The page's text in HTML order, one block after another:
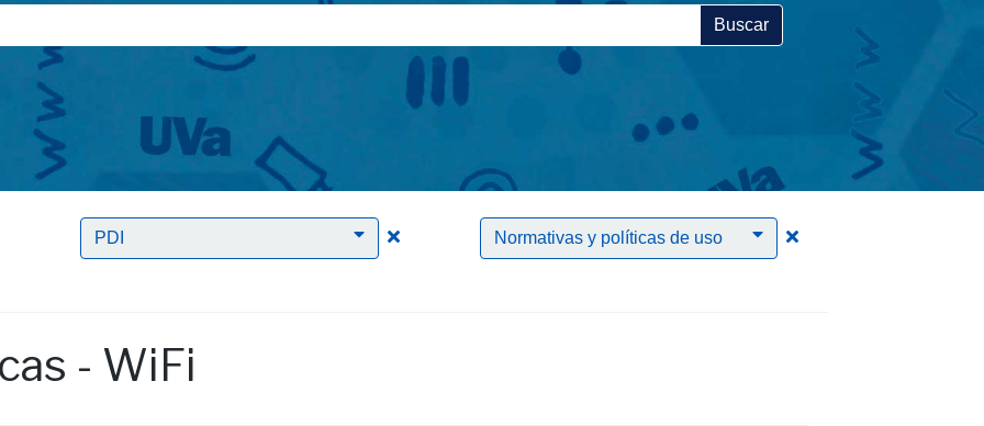
Buscar
Clic para borrar el filtro Redes inalámbricas - WiFi
PDI Clic para borrar el filtro PDI
Normativas y políticas de uso Clic para borrar el filtro
- WiFi